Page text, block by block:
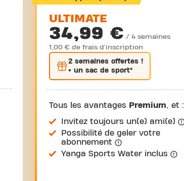
ULTIMATE
34,99 € / 4 semaines
1,00 € de frais d'inscription
2 semainesoffertes !
+ un sac de sport*
Tous les avantages Premium, et :
Invitez toujours un(e) ami(e)
Possibilité de geler votre
abonnement
Yanga Sports Water inclus